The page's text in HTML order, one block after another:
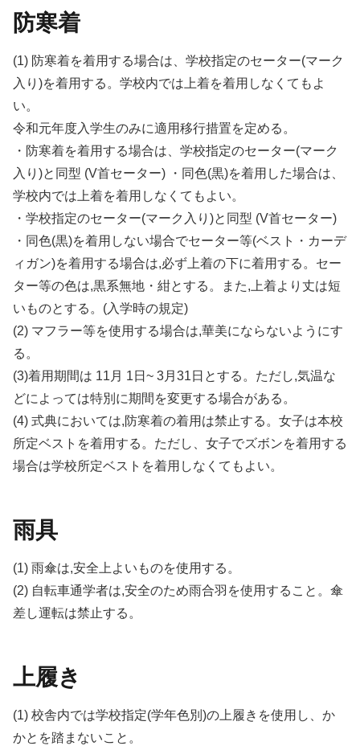
防寒着
(1) 防寒着を着用する場合は、学校指定のセーター(マーク
入り)を着用する。学校内では上着を着用しなくてもよ
い。
令和元年度入学生のみに適用移行措置を定める。
・防寒着を着用する場合は、学校指定のセーター(マーク
入り)と同型 (V首セーター) ・同色(黒)を着用した場合は、
学校内では上着を着用しなくてもよい。
・学校指定のセーター(マーク入り)と同型 (V首セーター)
・同色(黒)を着用しない場合でセーター等(ベスト・カーデ
ィガン)を着用する場合は,必ず上着の下に着用する。セー
ター等の色は,黒系無地・紺とする。また,上着より丈は短
いものとする。(入学時の規定)
(2) マフラー等を使用する場合は,華美にならないようにす
る。
(3)着用期間は 11月 1日~ 3月31日とする。ただし,気温な
どによっては特別に期間を変更する場合がある。
(4) 式典においては,防寒着の着用は禁止する。女子は本校
所定ベストを着用する。ただし、女子でズボンを着用する
場合は学校所定ベストを着用しなくてもよい。
雨具
(1) 雨傘は,安全上よいものを使用する。
(2) 自転車通学者は,安全のため雨合羽を使用すること。傘
差し運転は禁止する。
上履き
(1) 校舎内では学校指定(学年色別)の上履きを使用し、か
かとを踏まないこと。